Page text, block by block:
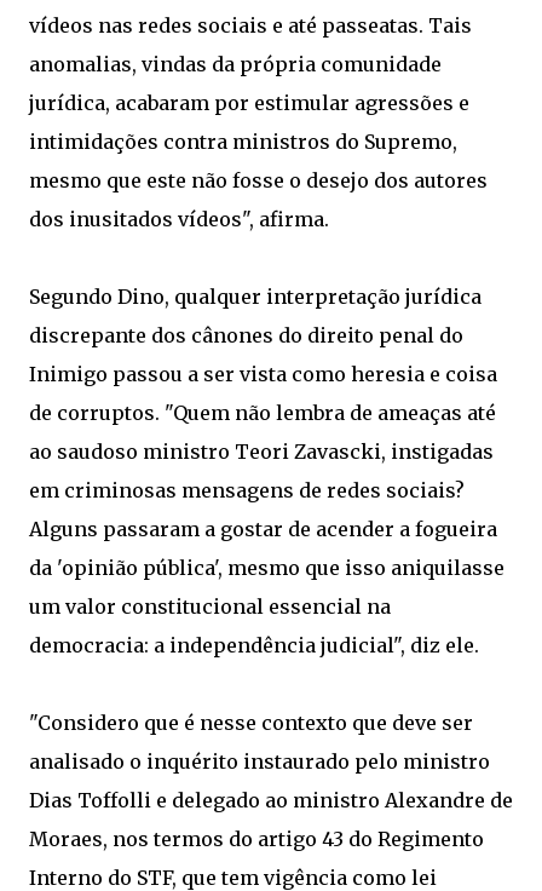
vídeos nas redes sociais e até passeatas. Tais
anomalias, vindas da própria comunidade
jurídica, acabaram por estimular agressões e
intimidações contra ministros do Supremo,
mesmo que este não fosse o desejo dos autores
dos inusitados vídeos", afirma.
Segundo Dino, qualquer interpretação jurídica
discrepante dos cânones do direito penal do
Inimigo passou a ser vista como heresia e coisa
de corruptos. "Quem não lembra de ameaças até
ao saudoso ministro Teori Zavascki, instigadas
em criminosas mensagens de redes sociais?
Alguns passaram a gostar de acender a fogueira
da 'opinião pública', mesmo que isso aniquilasse
um valor constitucional essencial na
democracia: a independência judicial", diz ele.
"Considero que é nesse contexto que deve ser
analisado o inquérito instaurado pelo ministro
Dias Toffolli e delegado ao ministro Alexandre de
Moraes, nos termos do artigo 43 do Regimento
Interno do STF, que tem vigência como lei